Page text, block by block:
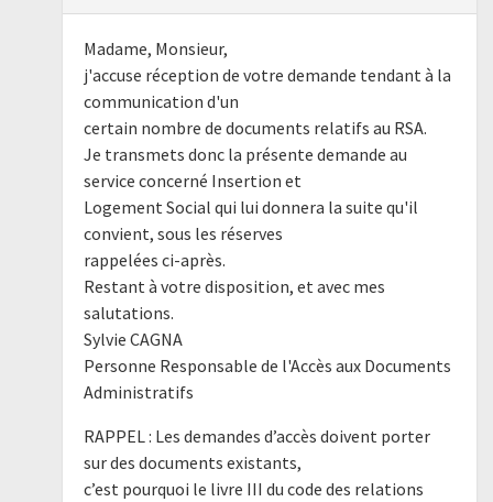
Madame, Monsieur,
j'accuse réception de votre demande tendant à la
communication d'un
certain nombre de documents relatifs au RSA.
Je transmets donc la présente demande au
service concerné Insertion et
Logement Social qui lui donnera la suite qu'il
convient, sous les réserves
rappelées ci-après.
Restant à votre disposition, et avec mes
salutations.
Sylvie CAGNA
Personne Responsable de l'Accès aux Documents
Administratifs
RAPPEL : Les demandes d’accès doivent porter
sur des documents existants,
c’est pourquoi le livre III du code des relations